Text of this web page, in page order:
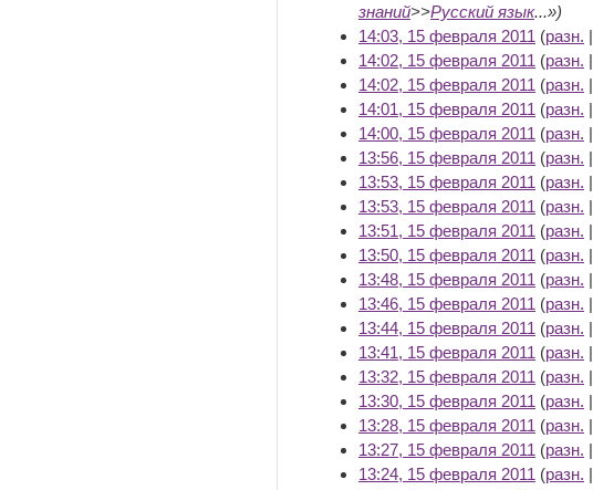
знаний>>Русский язык...»)
14:03, 15 февраля 2011 (разн. |
14:02, 15 февраля 2011 (разн. |
14:02, 15 февраля 2011 (разн. |
14:01, 15 февраля 2011 (разн. |
14:00, 15 февраля 2011 (разн. |
13:56, 15 февраля 2011 (разн. |
13:53, 15 февраля 2011 (разн. |
13:53, 15 февраля 2011 (разн. |
13:51, 15 февраля 2011 (разн. |
13:50, 15 февраля 2011 (разн. |
13:48, 15 февраля 2011 (разн. |
13:46, 15 февраля 2011 (разн. |
13:44, 15 февраля 2011 (разн. |
13:41, 15 февраля 2011 (разн. |
13:32, 15 февраля 2011 (разн. |
13:30, 15 февраля 2011 (разн. |
13:28, 15 февраля 2011 (разн. |
13:27, 15 февраля 2011 (разн. |
13:24, 15 февраля 2011 (разн. |